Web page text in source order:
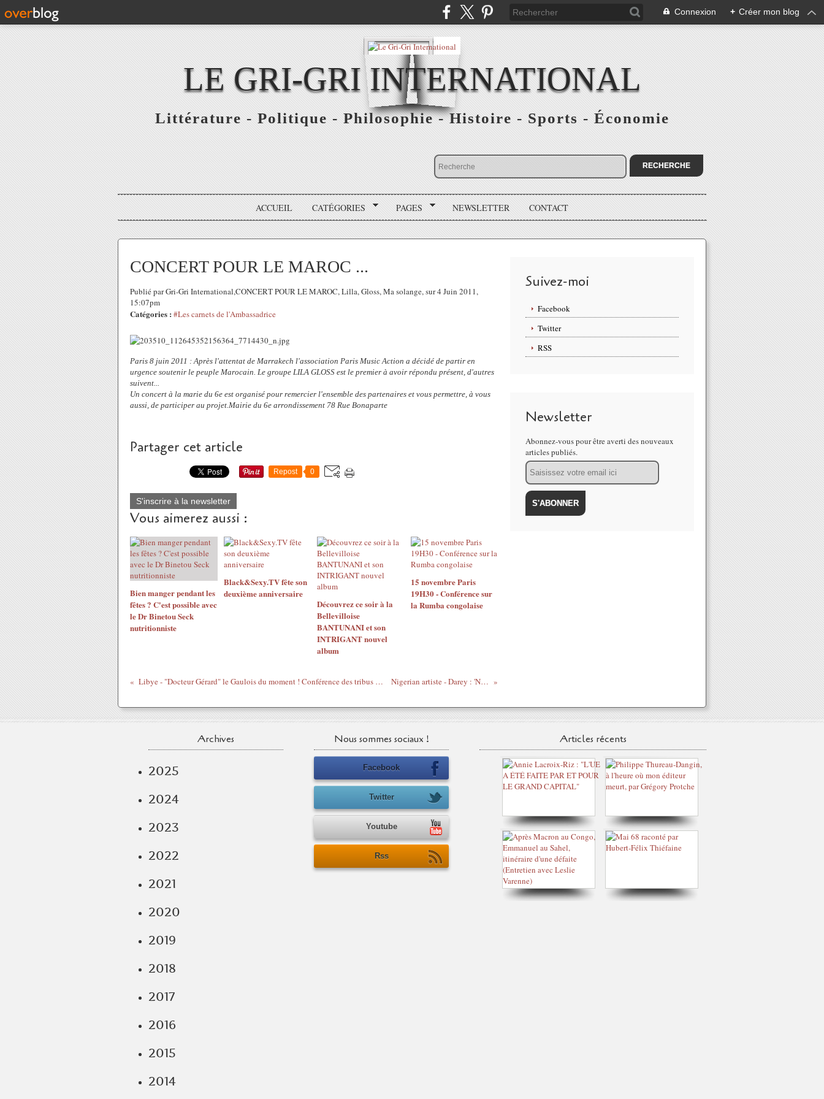
Connexion + Créer mon blog
LE GRI-GRI INTERNATIONAL
Littérature - Politique - Philosophie - Histoire - Sports - Économie
ACCUEIL CATÉGORIES PAGES NEWSLETTER CONTACT
CONCERT POUR LE MAROC ...
Publié par Gri-Gri International,CONCERT POUR LE MAROC, Lilla, Gloss, Ma solange, sur 4 Juin 2011,
15:07pm
Catégories : #Les carnets de l'Ambassadrice
Paris 8 juin 2011 : Après l'attentat de Marrakech l'association Paris Music Action a décidé de partir en
urgence soutenir le peuple Marocain. Le groupe LILA GLOSS est le premier à avoir répondu présent, d'autres
suivent...
Un concert à la marie du 6e est organisé pour remercier l'ensemble des partenaires et vous permettre, à vous
aussi, de participer au projet.Mairie du 6e arrondissement 78 Rue Bonaparte
Partager cet article
Repost 0
S'inscrire à la newsletter
Vous aimerez aussi :
Bien manger pendant les
fêtes ? C'est possible avec
le Dr Binetou Seck
nutritionniste
Black&Sexy.TV fête son
deuxième anniversaire
Découvrez ce soir à la
Bellevilloise
BANTUNANI et son
INTRIGANT nouvel
album
15 novembre Paris
19H30 - Conférence sur
la Rumba congolaise
Libye - "Docteur Gérard" le Gaulois du moment ! Conférence des tribus libyennes - 6 mai 2011 Nigerian artiste - Darey : 'Not The Girl'
Suivez-moi
Facebook
Twitter
RSS
Newsletter
Abonnez-vous pour être averti des nouveaux
articles publiés.
Email
Archives
2025
2024
2023
2022
2021
2020
2019
2018
2017
2016
2015
2014
Nous sommes sociaux !
Facebook
Twitter
Youtube
Rss
Articles récents